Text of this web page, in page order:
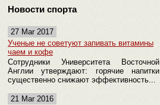
Новости спорта
27 Mar 2017
Ученые не советуют запивать витамины
чаем и кофе
Сотрудники Университета Восточной
Англии утверждают: горячие напитки
существенно снижают эффективность...
21 Mar 2016